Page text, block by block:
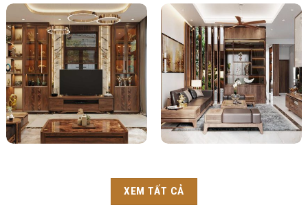
XEM TẤT CẢ